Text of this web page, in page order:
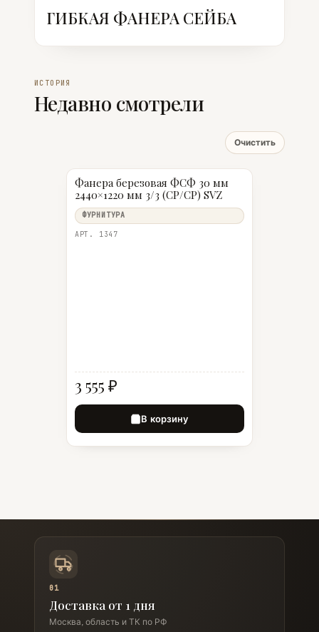
ГИБКАЯ ФАНЕРА СЕЙБА
ИСТОРИЯ
Недавно смотрели
Очистить
Фанера березовая ФСФ 30 мм
2440×1220 мм 3/3 (CP/CP) SVZ
ФУРНИТУРА
АРТ. 1347
3 555 ₽
В корзину
01
Доставка от 1 дня
Москва, область и ТК по РФ